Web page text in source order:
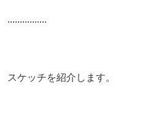
................
スケッチを紹介します。